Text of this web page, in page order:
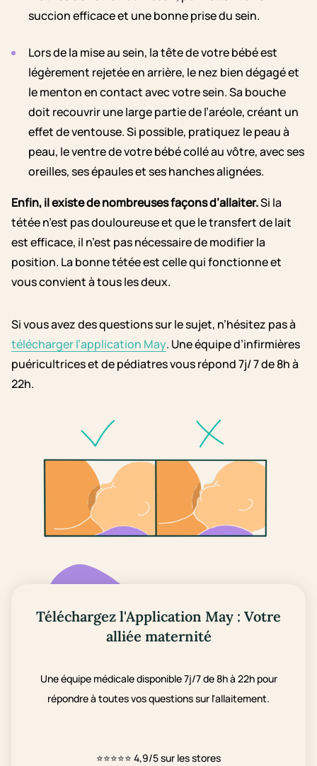
succion efficace et une bonne prise du sein.
Lors de la mise au sein, la tête de votre bébé est
légèrement rejetée en arrière, le nez bien dégagé et
le menton en contact avec votre sein. Sa bouche
doit recouvrir une large partie de l’aréole, créant un
effet de ventouse. Si possible, pratiquez le peau à
peau, le ventre de votre bébé collé au vôtre, avec ses
oreilles, ses épaules et ses hanches alignées.
Enfin, il existe de nombreuses façons d’allaiter.Si la
tétée n’est pas douloureuse et que le transfert de lait
est efficace, il n’est pas nécessaire de modifier la
position. La bonne tétée est celle qui fonctionne et
vous convient à tous les deux.
Si vous avez des questions sur le sujet, n’hésitez pas à
télécharger l’application May. Une équipe d’infirmières
puéricultrices et de pédiatres vous répond 7j/ 7 de 8h à
22h.
Téléchargez l'Application May : Votre
alliée maternité
Une équipe médicale disponible 7j/7 de 8h à 22h pour
répondre à toutes vos questions sur l'allaitement.
⭐⭐⭐⭐⭐ 4,9/5 sur les stores